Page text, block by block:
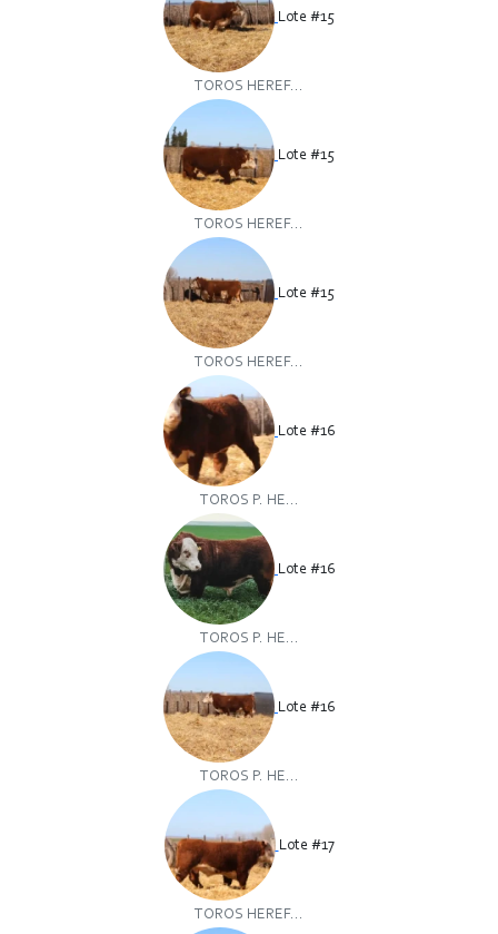
Lote #15
TOROS HEREF...
Lote #15
TOROS HEREF...
Lote #15
TOROS HEREF...
Lote #16
TOROS P. HE...
Lote #16
TOROS P. HE...
Lote #16
TOROS P. HE...
Lote #17
TOROS HEREF...